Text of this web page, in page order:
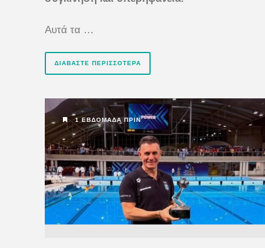
Αυτά τα …
ΔΙΑΒΆΣΤΕ ΠΕΡΙΣΣΌΤΕΡΑ
1 ΕΒΔΟΜΆΔΑ ΠΡΙΝ